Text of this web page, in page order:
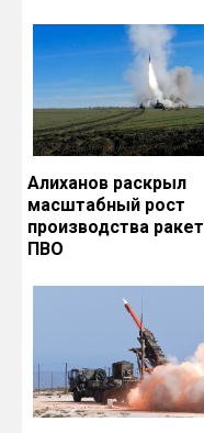
Алиханов раскрыл
масштабный рост
производства ракет
ПВО